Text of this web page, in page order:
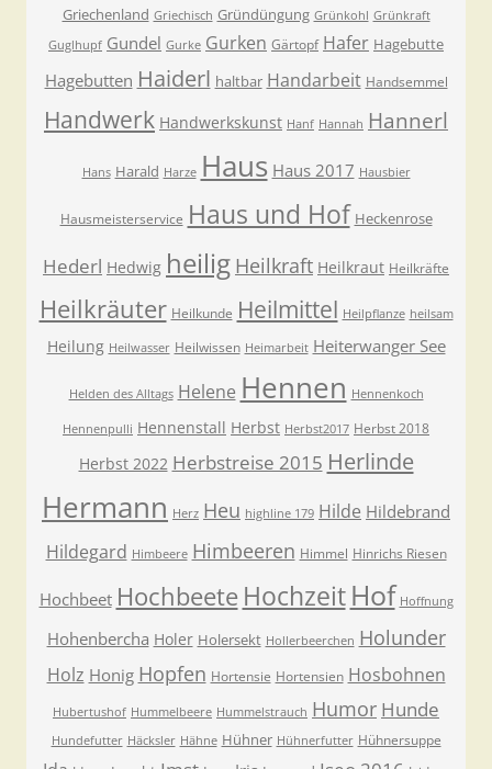
Griechenland Griechisch Gründüngung Grünkohl Grünkraft
Guglhupf Gundel Gurke Gurken Gärtopf Hafer Hagebutte
Hagebutten Haiderl haltbar Handarbeit Handsemmel
Handwerk Handwerkskunst Hanf Hannah Hannerl
Hans Harald Harze Haus Haus 2017 Hausbier
Hausmeisterservice Haus und Hof Heckenrose
Hederl Hedwig heilig Heilkraft Heilkraut Heilkräfte
Heilkräuter Heilkunde Heilmittel Heilpflanze heilsam
Heilung Heilwasser Heilwissen Heimarbeit Heiterwanger See
Helden des Alltags Helene Hennen Hennenkoch
Hennenpulli Hennenstall Herbst Herbst2017 Herbst 2018
Herbst 2022 Herbstreise 2015 Herlinde
Hermann Herz Heu highline 179 Hilde Hildebrand
Hildegard Himbeere Himbeeren Himmel Hinrichs Riesen
Hochbeet Hochbeete Hochzeit Hof Hoffnung
Hohenbercha Holer Holersekt Hollerbeerchen Holunder
Holz Honig Hopfen Hortensie Hortensien Hosbohnen
Hubertushof Hummelbeere Hummelstrauch Humor Hunde
Hundefutter Häcksler Hähne Hühner Hühnerfutter Hühnersuppe